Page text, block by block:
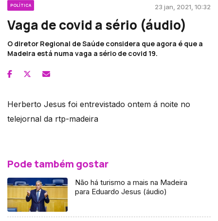
POLÍTICA 23 jan, 2021, 10:32
Vaga de covid a sério (áudio)
O diretor Regional de Saúde considera que agora é que a
Madeira está numa vaga a sério de covid 19.
Herberto Jesus foi entrevistado ontem á noite no
telejornal da rtp-madeira
Pode também gostar
Não há turismo a mais na Madeira
para Eduardo Jesus (áudio)